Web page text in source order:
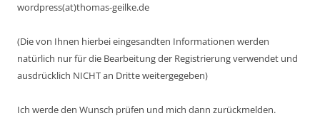
wordpress(at)thomas-geilke.de
(Die von Ihnen hierbei eingesandten Informationen werden
natürlich nur für die Bearbeitung der Registrierung verwendet und
ausdrücklich NICHT an Dritte weitergegeben)
Ich werde den Wunsch prüfen und mich dann zurückmelden.